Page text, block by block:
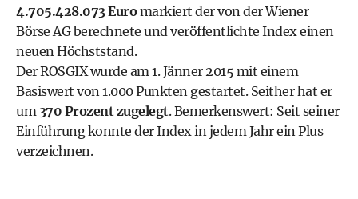
4.705.428.073 Euromarkiert der von der Wiener
Börse AG berechnete und veröffentlichte Index einen
neuen Höchststand.
Der ROSGIX wurde am 1. Jänner 2015 mit einem
Basiswert von 1.000 Punkten gestartet. Seither hat er
um 370 Prozent zugelegt. Bemerkenswert: Seit seiner
Einführung konnte der Index in jedem Jahr ein Plus
verzeichnen.